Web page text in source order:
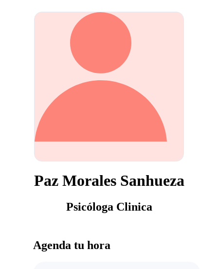
Paz Morales Sanhueza
Psicóloga Clinica
Agenda tu hora